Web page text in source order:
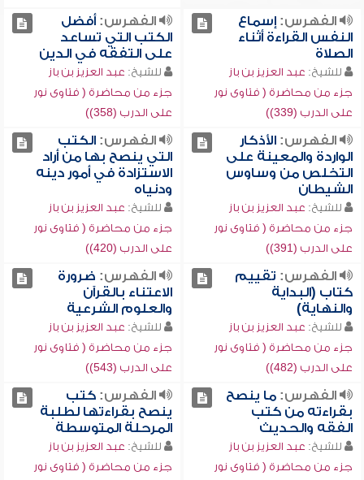
الفهرس:إسماع
النفس القراءة أثناء
الصلاة
للشيخ: عبد العزيز بن باز
جزء من محاضرة ( فتاوى نور
على الدرب (339))
الفهرس:أفضل
الكتب التي تساعد
على التفقه في الدين
للشيخ: عبد العزيز بن باز
جزء من محاضرة ( فتاوى نور
على الدرب (358))
الفهرس:الأذكار
الواردة والمعينة على
التخلص من وساوس
الشيطان
للشيخ: عبد العزيز بن باز
جزء من محاضرة ( فتاوى نور
على الدرب (391))
الفهرس:الكتب
التي ينصح بها من أراد
الاستزادة في أمور دينه
ودنياه
للشيخ: عبد العزيز بن باز
جزء من محاضرة ( فتاوى نور
على الدرب (420))
الفهرس: تقييم
كتاب (البداية
والنهاية)
للشيخ: عبد العزيز بن باز
جزء من محاضرة ( فتاوى نور
على الدرب (482))
الفهرس: ضرورة
الاعتناء بالقرآن
والعلوم الشرعية
للشيخ: عبد العزيز بن باز
جزء من محاضرة ( فتاوى نور
على الدرب (543))
الفهرس:ما ينصح
بقراءته من كتب
الفقه والحديث
للشيخ: عبد العزيز بن باز
جزء من محاضرة ( فتاوى نور
الفهرس:كتب
ينصح بقراءتها لطلبة
المرحلة المتوسطة
للشيخ: عبد العزيز بن باز
جزء من محاضرة ( فتاوى نور